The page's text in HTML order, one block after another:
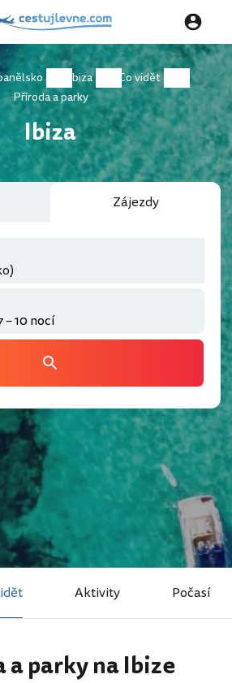
Ibiza
Co vidět
Příroda a parky
Ibiza
Zájezdy
Aktivity Počasí
a parky na Ibize